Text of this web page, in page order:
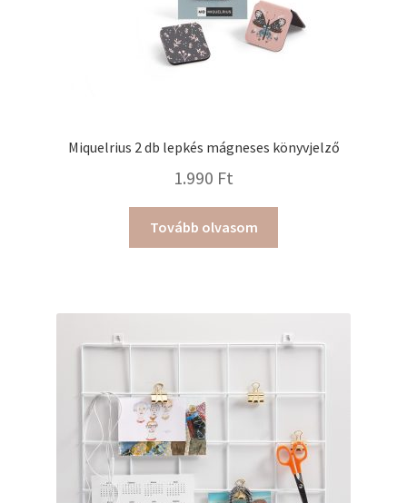
Miquelrius 2 db lepkés mágneses könyvjelző
1.990 Ft
Tovább olvasom